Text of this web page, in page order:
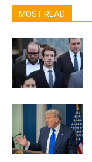
MOST READ